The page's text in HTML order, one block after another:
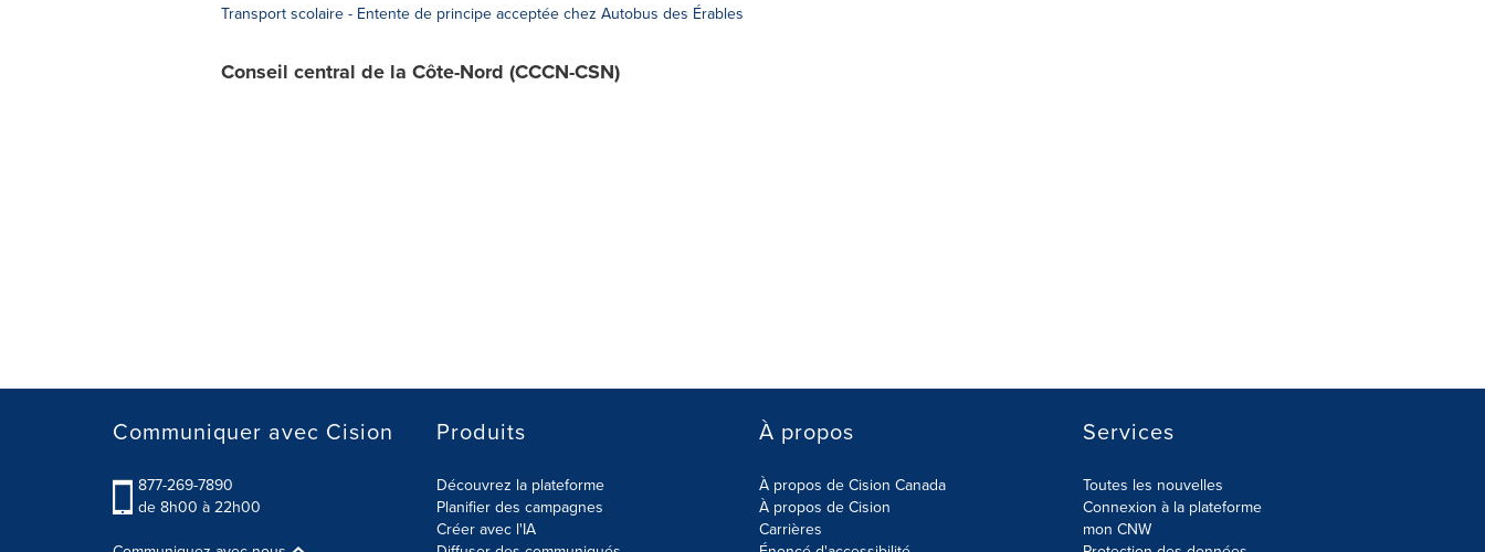
Transport scolaire - Entente de principe acceptée chez Autobus des Érables
Conseil central de la Côte-Nord (CCCN-CSN)
Communiquer avec Cision
877-269-7890
de 8h00 à 22h00
Produits
Découvrez la plateforme
Planifier des campagnes
Créer avec l'IA
À propos
À propos de Cision Canada
À propos de Cision
Carrières
Services
Toutes les nouvelles
Connexion à la plateforme
mon CNW